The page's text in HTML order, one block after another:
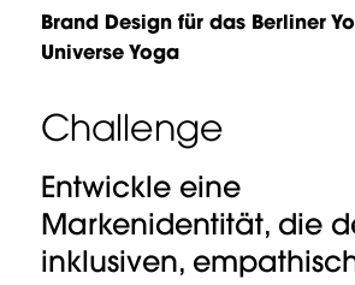
Brand Design für das Berliner
Universe Yoga
Challenge
Entwickle eine
Markenidentität, die
inklusiven,